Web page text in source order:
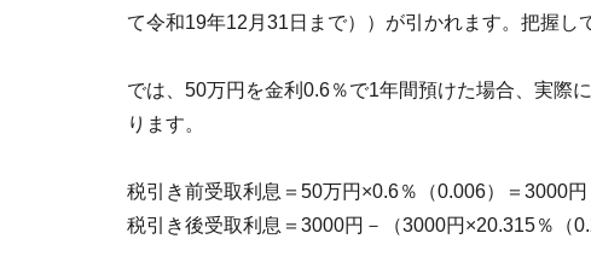
て令和19年12月31日まで））が引かれます。把握し
では、50万円を金利0.6％で1年間預けた場合、実際
ります。
税引き前受取利息＝50万円×0.6％（0.006）＝3000円
税引き後受取利息＝3000円－（3000円×20.315％（